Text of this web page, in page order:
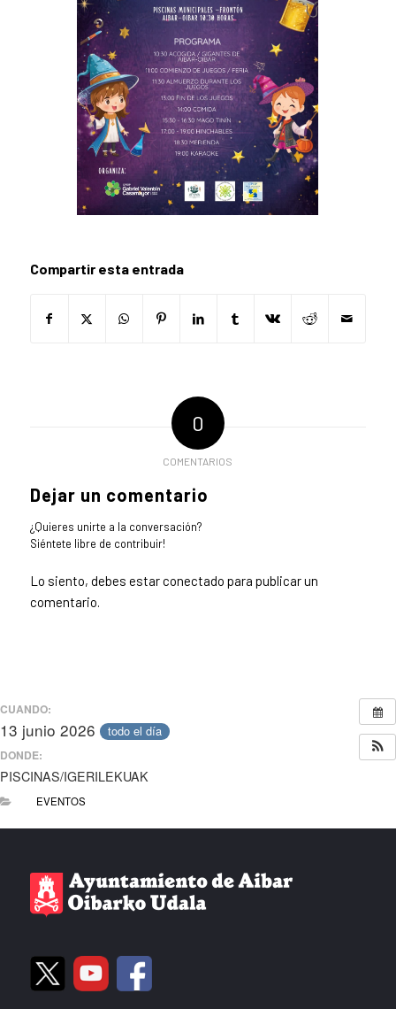
Compartir esta entrada
0
COMENTARIOS
Dejar un comentario
¿Quieres unirte a la conversación?
Siéntete libre de contribuir!
Lo siento, debes estarconectado para publicar un
comentario.
CUANDO:
13 junio 2026 todo el día
DONDE:
PISCINAS/IGERILEKUAK
EVENTOS